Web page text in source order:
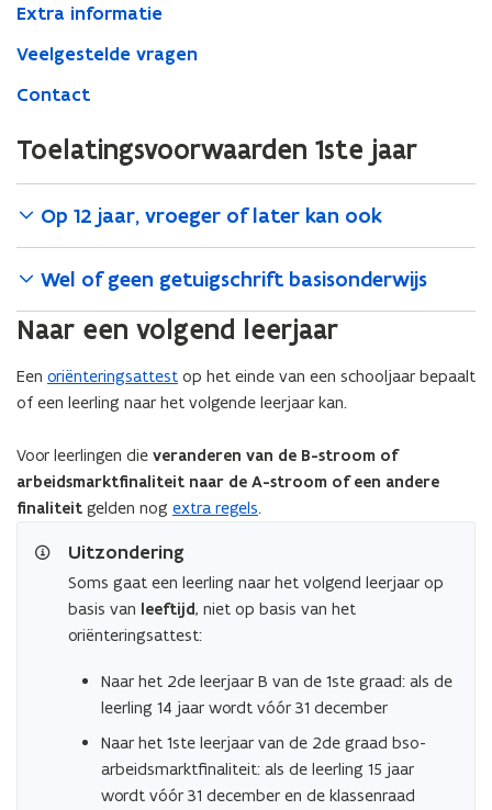
Extra informatie
Veelgestelde vragen
Contact
Toelatingsvoorwaarden 1ste jaar
Op 12 jaar, vroeger of later kan ook
Wel of geen getuigschrift basisonderwijs
Naar een volgend leerjaar
Een oriënteringsattest op het einde van een schooljaar bepaalt
of een leerling naar het volgende leerjaar kan.
Voor leerlingen die veranderen van de B-stroom of
arbeidsmarktfinaliteit naar de A-stroom of een andere
finaliteit gelden nog extra regels.
Uitzondering
Soms gaat een leerling naar het volgend leerjaar op
basis van leeftijd, niet op basis van het
oriënteringsattest:
Naar het 2de leerjaar B van de 1ste graad: als de
leerling 14 jaar wordt vóór 31 december
Naar het 1ste leerjaar van de 2de graad bso-
arbeidsmarktfinaliteit: als de leerling 15 jaar
wordt vóór 31 december en de klassenraad